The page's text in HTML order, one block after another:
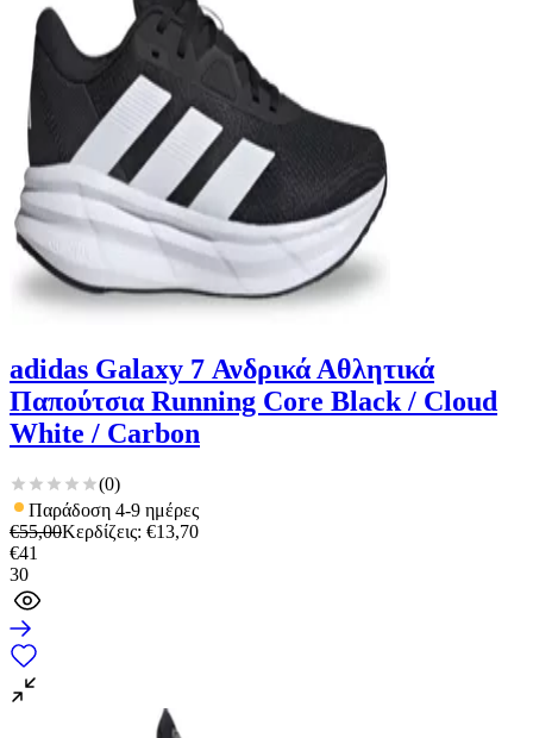
για να αποθηκεύουμε και να έχουμε πρόσβαση σε πληροφορίες
στη συσκευή σας, με σκοπό την προβολή εξατομικευμένων
διαφημίσεων και περιεχομένου, τις μετρήσεις σχετικά με
διαφημίσεις και περιεχόμενο, την καλύτερη εικόνα του κοινού
μας και την ανάπτυξη προϊόντων. Επίσης, κοινοποιούμε
πληροφορίες σχετικά με την από μέρους σας χρήση της
τοποθεσίας μας στους συνεργάτες μέσων κοινωνικής
δικτύωσης, διαφημίσεων και ανάλυσης.
adidas Galaxy 7 Ανδρικά Αθλητικά
Παπούτσια Running Core Black / Cloud
White / Carbon
(0)
Παράδοση 4-9 ημέρες
€55,00Κερδίζεις: €13,70
€41
30